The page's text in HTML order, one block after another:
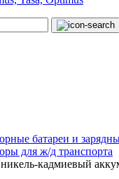
батареи и
для ж/д транспорта
кадмиевый